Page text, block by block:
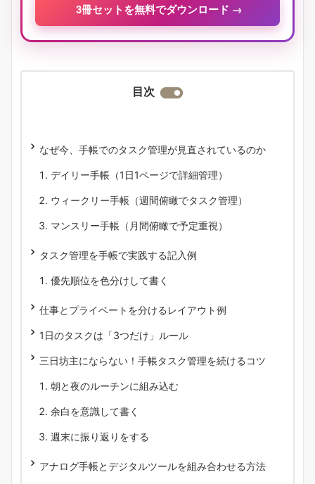
3冊セットを無料でダウンロード →
目次
なぜ今、手帳でのタスク管理が見直されているのか
デイリー手帳（1日1ページで詳細管理）
ウィークリー手帳（週間俯瞰でタスク管理）
マンスリー手帳（月間俯瞰で予定重視）
タスク管理を手帳で実践する記入例
優先順位を色分けして書く
仕事とプライベートを分けるレイアウト例
1日のタスクは「3つだけ」ルール
三日坊主にならない！手帳タスク管理を続けるコツ
朝と夜のルーチンに組み込む
余白を意識して書く
週末に振り返りをする
アナログ手帳とデジタルツールを組み合わせる方法